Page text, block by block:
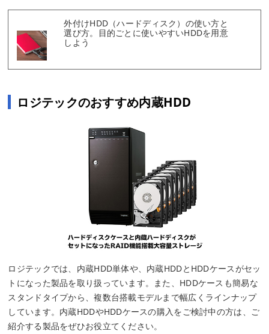
外付けHDD（ハードディスク）の使い方と
選び方。目的ごとに使いやすいHDDを用意
しよう
ロジテックのおすすめ内蔵HDD
ロジテックでは、内蔵HDD単体や、内蔵HDDとHDDケースがセッ
トになった製品を取り扱っています。また、HDDケースも簡易な
スタンドタイプから、複数台搭載モデルまで幅広くラインナップ
しています。内蔵HDDやHDDケースの購入をご検討中の方は、ご
紹介する製品をぜひお役立てください。